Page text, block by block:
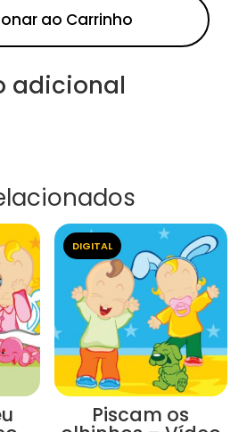
ao Carrinho
adicional
DIGITAL
Piscam os